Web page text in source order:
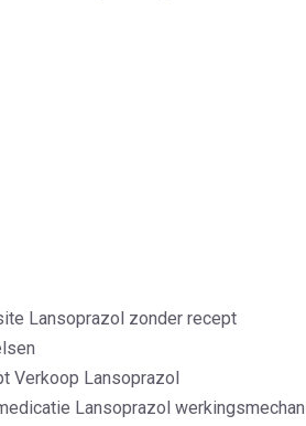
Lansoprazol zonder recept
Verkoop Lansoprazol
Lansoprazol